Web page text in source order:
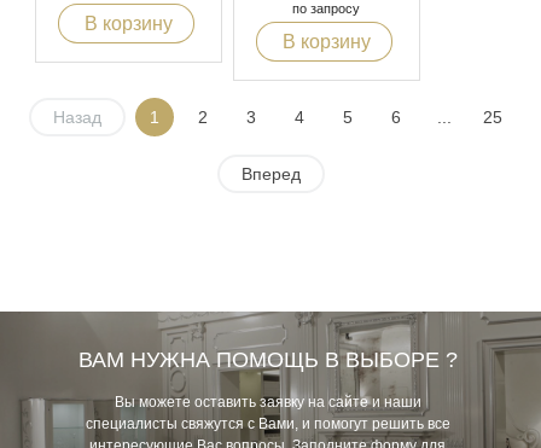
В корзину
по запросу
В корзину
Назад 1 2 3 4 5 6 25
Вперед
ВАМ НУЖНА ПОМОЩЬ В ВЫБОРЕ ?
Вы можете оставить заявку на сайте и наши
специалисты свяжутся с Вами, и помогут решить все